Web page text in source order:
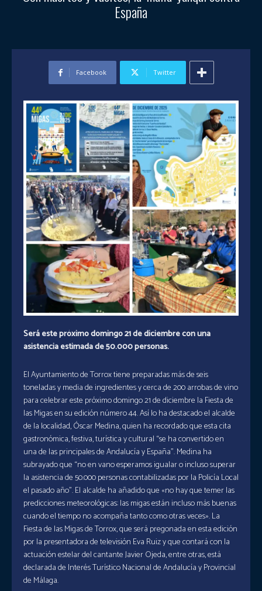
España
Facebook Twitter
Será este próximo domingo 21 de diciembre con una
asistencia estimada de 50.000 personas.
El Ayuntamiento de Torrox tiene preparadas más de seis
toneladas y media de ingredientes y cerca de 200 arrobas de vino
para celebrar este próximo domingo 21 de diciembre la Fiesta de
las Migas en su edición número 44. Así lo ha destacado el alcalde
de la localidad, Óscar Medina, quien ha recordado que esta cita
gastronómica, festiva, turística y cultural “se ha convertido en
una de las principales de Andalucía y España”. Medina ha
subrayado que “no en vano esperamos igualar o incluso superar
la asistencia de 50.000 personas contabilizadas por la Policía Local
el pasado año”. El alcalde ha añadido que «no hay que temer las
predicciones meteorológicas: las migas están incluso más buenas
cuando el tiempo no acompaña tanto como otras veces». La
Fiesta de las Migas de Torrox, que será pregonada en esta edición
por la presentadora de televisión Eva Ruiz y que contará con la
actuación estelar del cantante Javier Ojeda, entre otras, está
declarada de Interés Turístico Nacional de Andalucía y Provincial
de Málaga.